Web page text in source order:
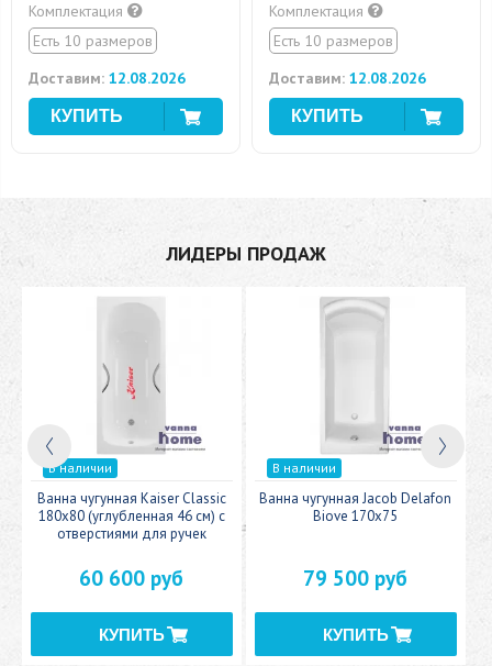
Комплектация
Есть 10 размеров
Доставим: 12.08.2026
Комплектация
Есть 10 размеров
Доставим: 12.08.2026
ЛИДЕРЫ ПРОДАЖ
В наличии
Ванна чугунная Kaiser Classic
180x80 (углубленная 46 см) с
отверстиями для ручек
60 600 руб
В наличии
Ванна чугунная Jacob Delafon
Biove 170х75
79 500 руб